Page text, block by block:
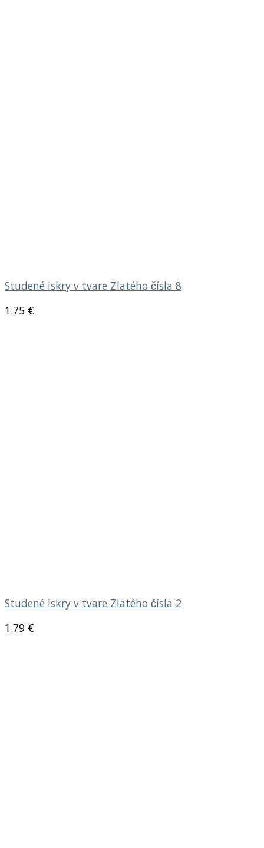
Studené iskry v tvare Zlatého čísla 8
1.75 €
Studené iskry v tvare Zlatého čísla 2
1.79 €